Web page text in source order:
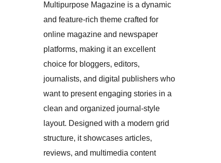
Multipurpose Magazine is a dynamic
and feature-rich theme crafted for
online magazine and newspaper
platforms, making it an excellent
choice for bloggers, editors,
journalists, and digital publishers who
want to present engaging stories in a
clean and organized journal-style
layout. Designed with a modern grid
structure, it showcases articles,
reviews, and multimedia content